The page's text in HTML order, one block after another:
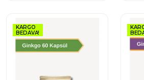
KARGO
BEDAVA!